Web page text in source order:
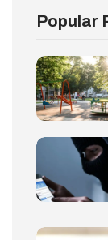
Popular